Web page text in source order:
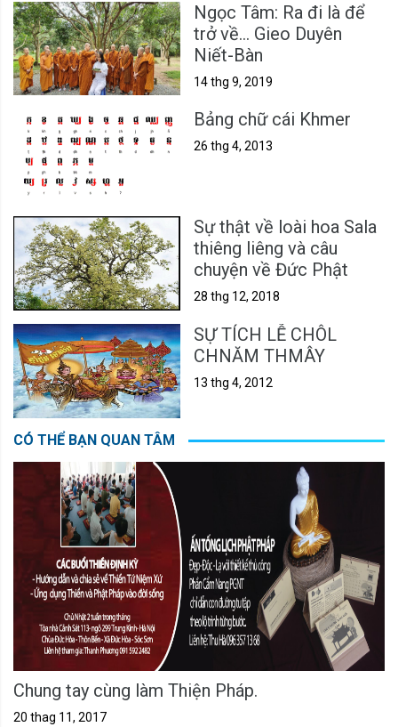
Ngọc Tâm: Ra đi là để
trở về... Gieo Duyên
Niết-Bàn
14 thg 9, 2019
Bảng chữ cái Khmer
26 thg 4, 2013
Sự thật về loài hoa Sala
thiêng liêng và câu
chuyện về Đức Phật
28 thg 12, 2018
SỰ TÍCH LỄ CHÔL
CHNĂM THMÂY
13 thg 4, 2012
CÓ THỂ BẠN QUAN TÂM
Chung tay cùng làm Thiện Pháp.
20 thag 11, 2017